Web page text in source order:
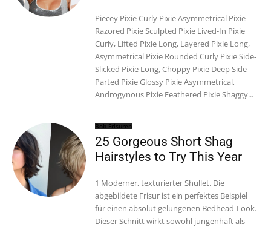
Piecey Pixie Curly Pixie Asymmetrical Pixie
Razored Pixie Sculpted Pixie Lived-In Pixie
Curly, Lifted Pixie Long, Layered Pixie Long,
Asymmetrical Pixie Rounded Curly Pixie Side-
Slicked Pixie Long, Choppy Pixie Deep Side-
Parted Pixie Glossy Pixie Asymmetrical,
Androgynous Pixie Feathered Pixie Shaggy...
Bob Frisuren
25 Gorgeous Short Shag
Hairstyles to Try This Year
1 Moderner, texturierter Shullet. Die
abgebildete Frisur ist ein perfektes Beispiel
für einen absolut gelungenen Bedhead-Look.
Dieser Schnitt wirkt sowohl jungenhaft als